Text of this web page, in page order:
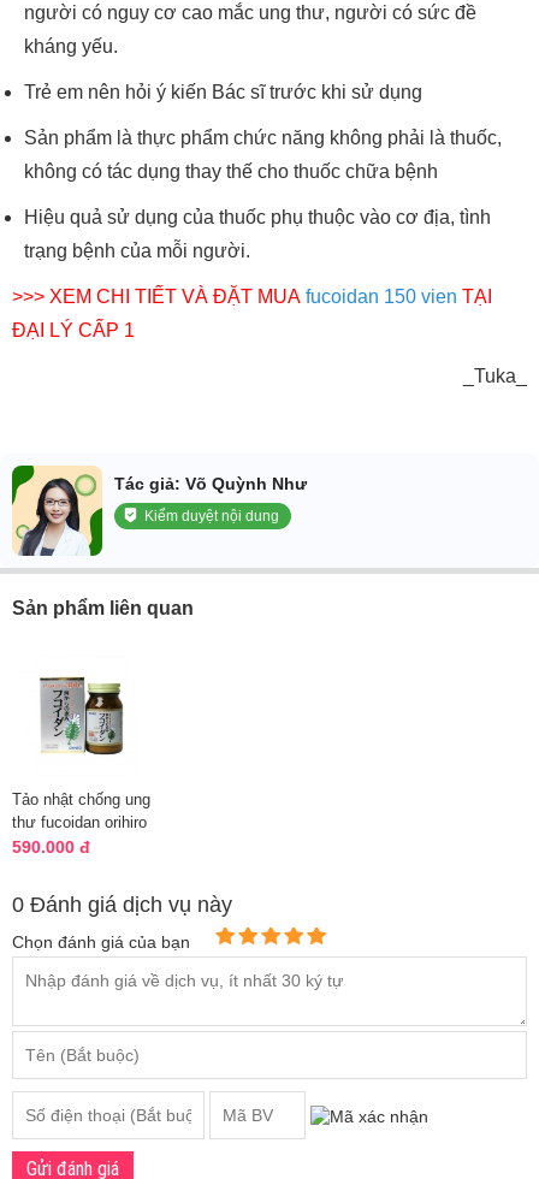
người có nguy cơ cao mắc ung thư, người có sức đề
kháng yếu.
Trẻ em nên hỏi ý kiến Bác sĩ trước khi sử dụng
Sản phẩm là thực phẩm chức năng không phải là thuốc,
không có tác dụng thay thế cho thuốc chữa bệnh
Hiệu quả sử dụng của thuốc phụ thuộc vào cơ địa, tình
trạng bệnh của mỗi người.
>>> XEM CHI TIẾT VÀ ĐẶT MUA fucoidan 150 vien TẠI
ĐẠI LÝ CẤP 1
_Tuka_
Tác giả: Võ Quỳnh Như
Kiểm duyệt nội dung
Sản phẩm liên quan
Tảo nhật chống ung
thư fucoidan orihiro
90 viên "Chính
590.000 đ
0 Đánh giá dịch vụ này
Chọn đánh giá của bạn
Gửi đánh giá